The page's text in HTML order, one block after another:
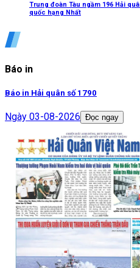
Trung đoàn Tàu ngầm 196 Hải
quốc hạng Nhất
Báo in
Báo in Hải quân số 1790
Ngày 03-08-2026 Đọc ngay